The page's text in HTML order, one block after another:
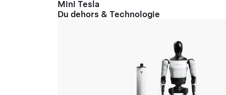
Mini Tesla
Du dehors & Technologie